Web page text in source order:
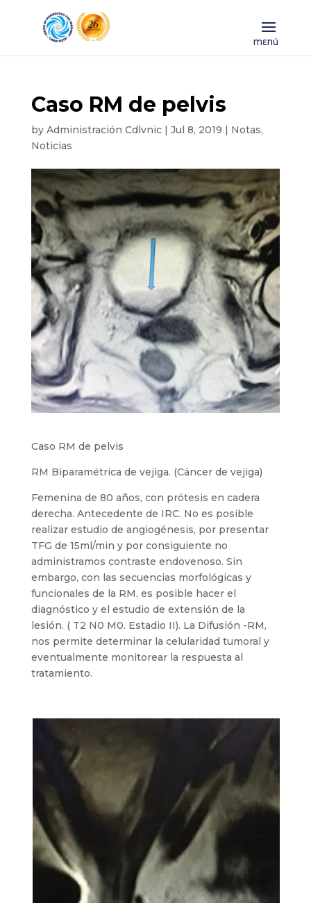
Caso RM de pelvis
by Administración Cdlvnic| Jul 8, 2019 | Notas,
Noticias
Caso RM de pelvis
RM Biparamétrica de vejiga. (Cáncer de vejiga)
Femenina de 80 años, con prótesis en cadera
derecha. Antecedente de IRC. No es posible
realizar estudio de angiogénesis, por presentar
TFG de 15ml/min y por consiguiente no
administramos contraste endovenoso. Sin
embargo, con las secuencias morfológicas y
funcionales de la RM, es posible hacer el
diagnóstico y el estudio de extensión de la
lesión. ( T2 N0 M0. Estadio II). La Difusión -RM,
nos permite determinar la celularidad tumoral y
eventualmente monitorear la respuesta al
tratamiento.